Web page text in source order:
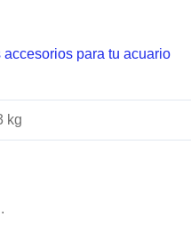
para tu acuario
kg